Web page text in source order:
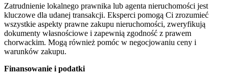
Zatrudnienie lokalnego prawnika lub agenta nieruchomości jest
kluczowe dla udanej transakcji. Eksperci pomogą Ci zrozumieć
wszystkie aspekty prawne zakupu nieruchomości, zweryfikują
dokumenty własnościowe i zapewnią zgodność z prawem
chorwackim. Mogą również pomóc w negocjowaniu ceny i
warunków zakupu.
Finansowanie i podatki